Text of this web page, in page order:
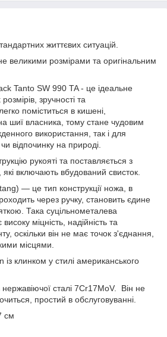
життєвих ситуацій.
великими розмірами та оригінальним
Tanto SW 990 TA - це ідеальне
зручності та
поміститься в кишені,
шиї власника, тому стане чудовим
використання, так і для
відпочинку на природі.
рукояті та поставляється з
включають вбудований свисток.
— це тип конструкції ножа, в
через ручку, становить єдине
Така суцільнометалева
міцність, надійність та
оскільки він не має точок з'єднання,
місцями.
клинком у стилі американського
сталі 7Cr17MoV. Він не
простий в обслуговуванні.
см